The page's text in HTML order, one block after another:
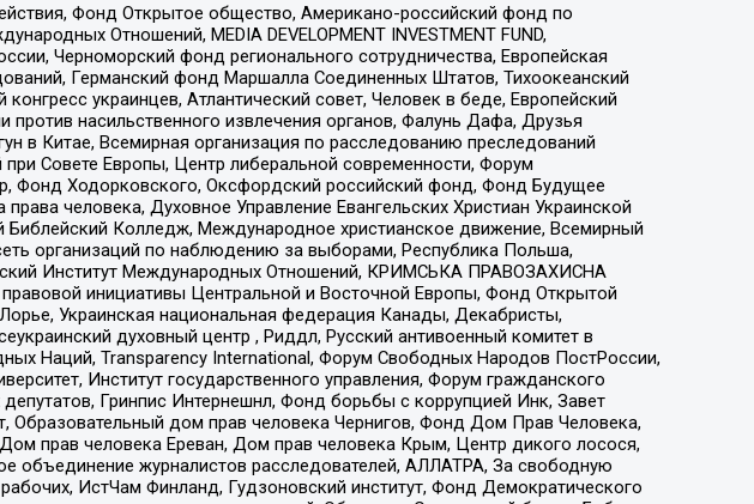
Фонд Открытое общество, Американо-российский фонд по
Отношений, MEDIA DEVELOPMENT INVESTMENT FUND,
Черноморский фонд регионального сотрудничества, Европейская
Германский фонд Маршалла Соединенных Штатов, Тихоокеанский
украинцев, Атлантический совет, Человек в беде, Европейский
насильственного извлечения органов, Фалунь Дафа, Друзья
в Китае, Всемирная организация по расследованию преследований
Совете Европы, Центр либеральной современности, Форум
Фонд Ходорковского, Оксфордский российский фонд, Фонд Будущее
человека, Духовное Управление Евангельских Христиан Украинской
Колледж, Международное христианское движение, Всемирный
организаций по наблюдению за выборами, Республика Польша,
Институт Международных Отношений, КРИМСЬКА ПРАВОЗАХИСНА
инициативы Центральной и Восточной Европы, Фонд Открытой
Украинская национальная федерация Канады, Декабристы,
духовный центр , Риддл, Русский антивоенный комитет в
Наций, Transparеncy International, Форум Свободных Народов ПостРоссии,
Институт государственного управления, Форум гражданского
Гринпис Интернешнл, Фонд борьбы с коррупцией Инк, Завет
Образовательный дом прав человека Чернигов, Фонд Дом Прав Человека,
прав человека Ереван, Дом прав человека Крым, Центр дикого лосося,
объединение журналистов расследователей, АЛЛАТРА, За свободную
ИстЧам Финланд, Гудзоновский институт, Фонд Демократического